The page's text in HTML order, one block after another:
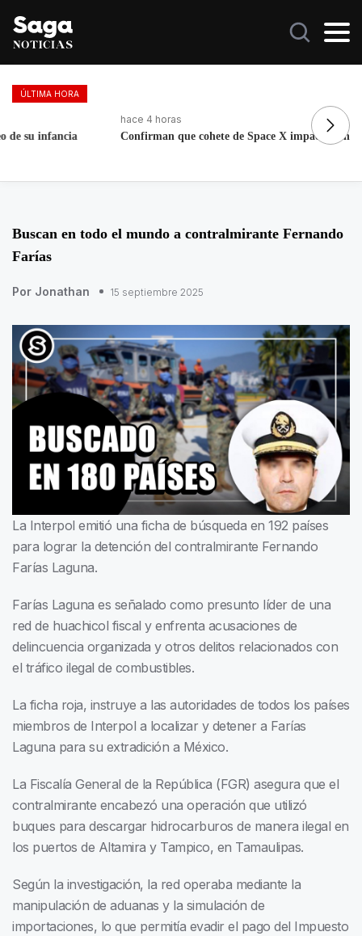
ÚLTIMA HORA
Confirman que cohete de Space X impactó contra la Luna
Buscan en todo el mundo a contralmirante Fernando
Farías
Por Jonathan 15 septiembre 2025
La Interpol emitió una ficha de búsqueda en 192 países
para lograr la detención del contralmirante Fernando
Farías Laguna.
Farías Laguna es señalado como presunto líder de una
red de huachicol fiscal y enfrenta acusaciones de
delincuencia organizada y otros delitos relacionados con
el tráfico ilegal de combustibles.
La ficha roja, instruye a las autoridades de todos los países
miembros de Interpol a localizar y detener a Farías
Laguna para su extradición a México.
La Fiscalía General de la República (FGR) asegura que el
contralmirante encabezó una operación que utilizó
buques para descargar hidrocarburos de manera ilegal en
los puertos de Altamira y Tampico, en Tamaulipas.
Según la investigación, la red operaba mediante la
manipulación de aduanas y la simulación de
importaciones, lo que permitía evadir el pago del Impuesto